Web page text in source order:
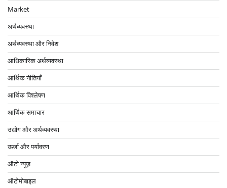
Market
अर्थव्यवस्था
अर्थव्यवस्था और निवेश
आधिकारिक अर्थव्यवस्था
आर्थिक नीतियाँ
आर्थिक विश्लेषण
आर्थिक समाचार
उद्योग और अर्थव्यवस्था
ऊर्जा और पर्यावरण
ऑटो न्यूज़
ऑटोमोबाइल